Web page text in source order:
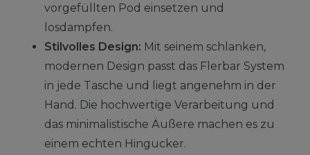
vorgefüllten Pod einsetzen und
losdampfen.
Stilvolles Design: Mit seinem schlanken,
modernen Design passt das Flerbar System
in jede Tasche und liegt angenehm in der
Hand. Die hochwertige Verarbeitung und
das minimalistische Äußere machen es zu
einem echten Hingucker.